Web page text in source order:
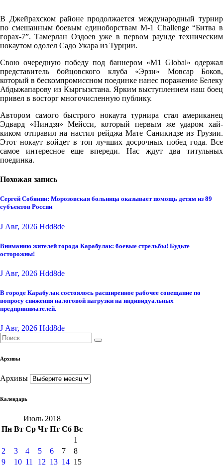
В Джейрахском районе продолжается международный турнир
по смешанным боевым единоборствам M-1 Challenge “Битва в
горах-7”. Тамерлан Оздоев уже в первом раунде техническим
нокаутом одолел Садо Укара из Турции.
Свою очередную победу под баннером «M1 Global» одержал
представитель бойцовского клуба «Эрзи» Мовсар Боков,
который в бескомпромиссном поединке нанес поражение Белеку
Абдыжапарову из Кыргызстана. Ярким выступлением наш боец
привел в восторг многочисленную публику.
Автором самого быстрого нокаута турнира стал американец
Эдвард «Ниндзя» Мейсси, который первым же ударом хай-
киком отправил на настил рейджа Мате Саникидзе из Грузии.
Этот нокаут войдет в топ лучших досрочных побед года. Все
самое интересное еще впереди. Нас ждут два титульных
поединка.
Похожая запись
Сергей Собянин: Морозовская больница оказывает помощь детям из 89
субъектов России
J Авг, 2026 Hdd8de
Вниманию жителей города Карабулак: боевые стрельбы! Будьте
осторожны!
J Авг, 2026 Hdd8de
В городе Карабулак состоялось расширенное рабочее совещание по
вопросу снижения налоговой нагрузки на индивидуальных
предпринимателей.
J Авг, 2026 Hdd8de
Архивы
Архивы
Календарь
Июль 2018
Пн Вт Ср Чт Пт Сб Вс
1
2
3 4 5 6 7
8
9
10 11 12 13 14 15